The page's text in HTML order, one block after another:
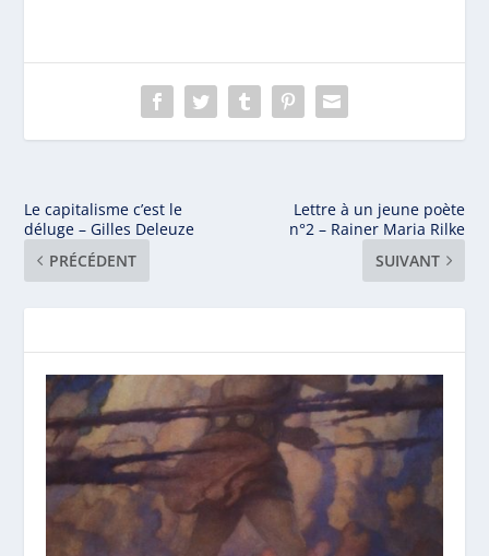
Le capitalisme c’est le
déluge – Gilles Deleuze
PRÉCÉDENT
Lettre à un jeune poète
n°2 – Rainer Maria Rilke
SUIVANT